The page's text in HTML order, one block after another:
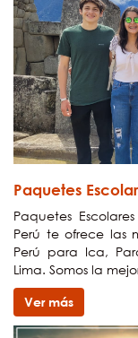
Paquetes
Paquetes
Perú te ofrece las
Perú para Ica,
Lima. Somos la
Ver más